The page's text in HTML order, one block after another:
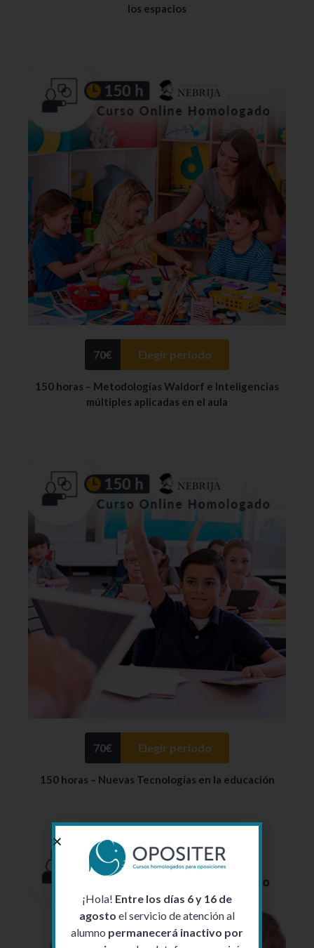
los espacios
70€ Elegir periodo
150 horas – Metodologías Waldorf e Inteligencias
múltiples aplicadas en el aula
70€ Elegir periodo
150 horas – Nuevas Tecnologías en la educación
¡Hola! Entre los días 6 y 16 de
agosto el servicio de atención al
alumno permanecerá inactivo por